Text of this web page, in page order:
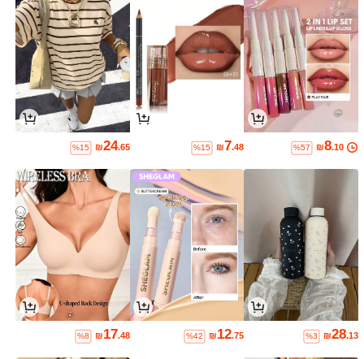
₪8.10
%57
₪7.48
%15
₪24.65
%15
₪28.13
%3
₪12.75
%42
₪17.48
%8